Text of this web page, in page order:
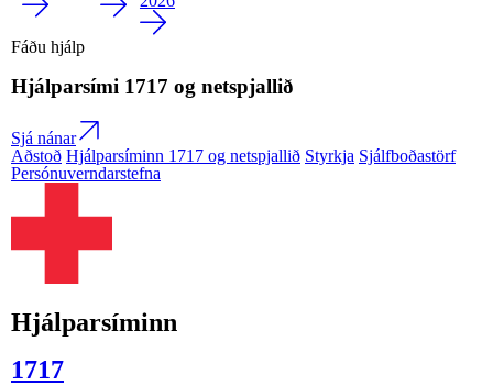
Fáðu hjálp
Hjálparsími 1717 og netspjallið
Sjá nánar
Aðstoð Hjálparsíminn 1717 og netspjallið Styrkja Sjálfboðastörf
Persónuverndarstefna
Hjálparsíminn
1717